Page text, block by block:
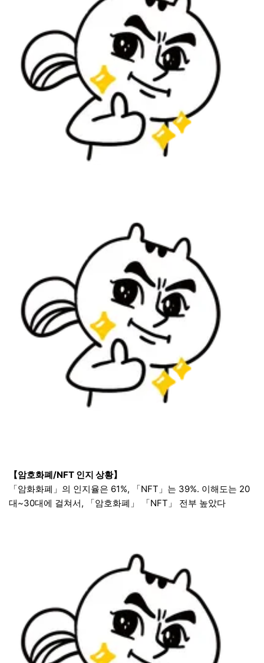
【암호화폐/NFT 인지 상황】
「암화화폐」의 인지율은 61%, 「NFT」는 39%. 이해도는 20
대~30대에 걸쳐서, 「암호화폐」 「NFT」 전부 높았다